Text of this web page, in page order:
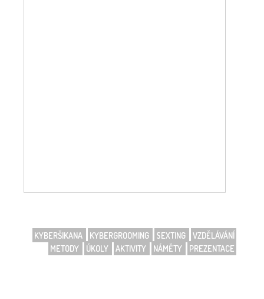
KYBERŠIKANA KYBERGROOMING SEXTING
VZDĚLÁVÁNÍ
METODY
ÚKOLY AKTIVITY NÁMĚTY PREZENTACE